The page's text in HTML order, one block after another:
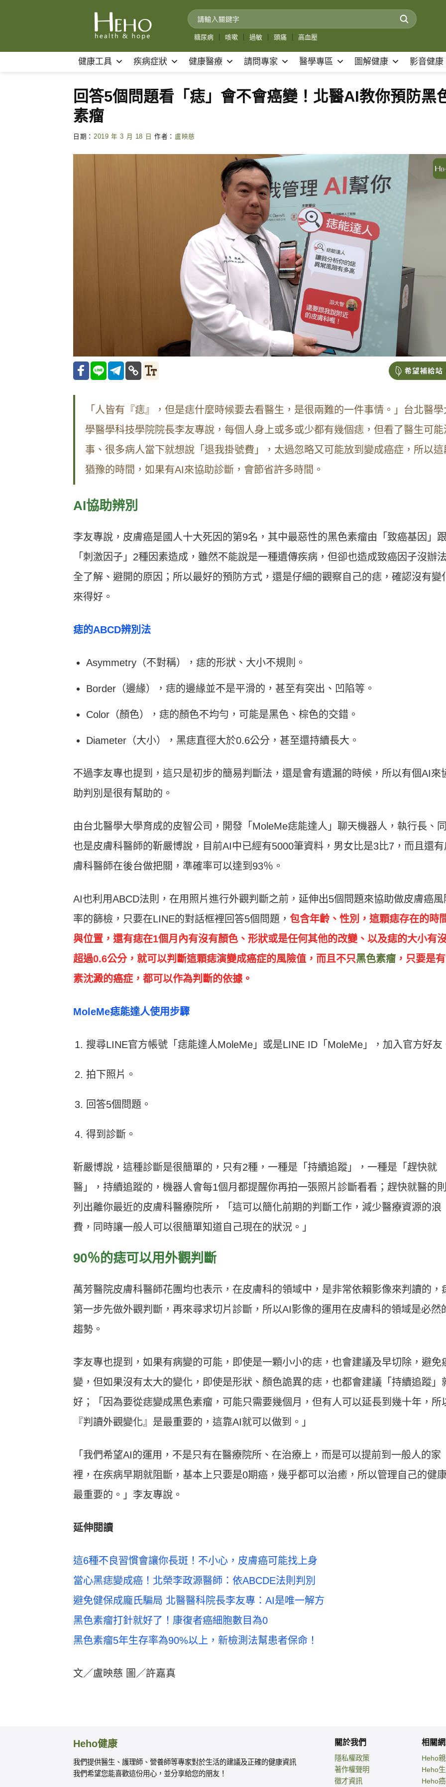
糖尿病 咳嗽 過敏 頭痛 高血壓
健康工具 疾病症狀 健康醫療 請問專家 醫學專區 圖解健康 影音健康
回答5個問題看「痣」會不會癌變！北醫AI教你預防黑
素瘤
日期： 2019 年 3 月 18 日 作者： 盧映慈
「人皆有『痣』，但是痣什麼時候要去看醫生，是很兩難的一件事情。」台北醫學
學醫學科技學院院長李友專說，每個人身上或多或少都有幾個痣，但看了醫生可能
事、很多病人當下就想說「退我掛號費」，太過忽略又可能放到變成癌症，所以這
猶豫的時間，如果有AI來協助診斷，會節省許多時間。
AI協助辨別
李友專說，皮膚癌是國人十大死因的第9名，其中最惡性的黑色素瘤由「致癌基因」跟
「刺激因子」2種因素造成，雖然不能說是一種遺傳疾病，但卻也造成致癌因子沒辦
全了解、避開的原因；所以最好的預防方式，還是仔細的觀察自己的痣，確認沒有變
來得好。
痣的ABCD辨別法
Asymmetry（不對稱），痣的形狀、大小不規則。
Border（邊緣），痣的邊緣並不是平滑的，甚至有突出、凹陷等。
Color（顏色），痣的顏色不均勻，可能是黑色、棕色的交錯。
Diameter（大小），黑痣直徑大於0.6公分，甚至還持續長大。
不過李友專也提到，這只是初步的簡易判斷法，還是會有遺漏的時候，所以有個AI來
助判別是很有幫助的。
由台北醫學大學育成的皮智公司，開發「MoleMe痣能達人」聊天機器人，執行長、
也是皮膚科醫師的靳嚴博說，目前AI中已經有5000筆資料，男女比是3比7，而且還有
膚科醫師在後台做把關，準確率可以達到93％。
AI也利用ABCD法則，在用照片進行外觀判斷之前，延伸出5個問題來協助做皮膚癌風
率的篩檢，只要在LINE的對話框裡回答5個問題， 包含年齡、性別，這顆痣存在的時
與位置，還有痣在1個月內有沒有顏色、形狀或是任何其他的改變、以及痣的大小有
超過0.6公分，就可以判斷這顆痣演變成癌症的風險值，而且不只黑色素瘤 ，只要是
素沈澱的癌症，都可以作為判斷的依據。
MoleMe痣能達人使用步驟
搜尋LINE官方帳號「痣能達人MoleMe」或是LINE ID「MoleMe」，加入官方好友
拍下照片。
回答5個問題。
得到診斷。
靳嚴博說，這種診斷是很簡單的，只有2種，一種是「持續追蹤」，一種是「趕快就
醫」，持續追蹤的，機器人會每1個月都提醒你再拍一張照片診斷看看；趕快就醫的
列出離你最近的皮膚科醫療院所，「這可以簡化前期的判斷工作，減少醫療資源的浪
費，同時讓一般人可以很簡單知道自己現在的狀況。」
90％的痣可以用外觀判斷
萬芳醫院皮膚科醫師花團均也表示，在皮膚科的領域中，是非常依賴影像來判讀的，
第一步先做外觀判斷，再來尋求切片診斷，所以AI影像的運用在皮膚科的領域是必然
趨勢。
李友專也提到，如果有病變的可能，即使是一顆小小的痣，也會建議及早切除，避免
變，但如果沒有太大的變化，即使是形狀、顏色詭異的痣，也都會建議「持續追蹤」
好；「因為要從痣變成黑色素瘤，可能只需要幾個月，但有人可以延長到幾十年，所
『判讀外觀變化』是最重要的，這靠AI就可以做到。」
「我們希望AI的運用，不是只有在醫療院所、在治療上，而是可以提前到一般人的家
裡，在疾病早期就阻斷，基本上只要是0期癌，幾乎都可以治癒，所以管理自己的健
最重要的。」李友專說。
延伸閱讀
這6種不良習慣會讓你長斑！不小心，皮膚癌可能找上身
當心黑痣變成癌！北榮李政源醫師：依ABCDE法則判別
避免健保成龐氏騙局 北醫醫科院長李友專：AI是唯一解方
黑色素瘤打針就好了！康復者癌細胞數目為0
黑色素瘤5年生存率為90%以上，新檢測法幫患者保命！
文／盧映慈 圖／許嘉真
Heho健康
我們提供醫生、護理師、營養師等專家對於生活的建議及正確的健康資訊
我們希望您能喜歡這份用心，並分享給您的朋友！
關於我們
隱私權政策
著作權聲明
徵才資訊
相關
Heho
Heho
Heho